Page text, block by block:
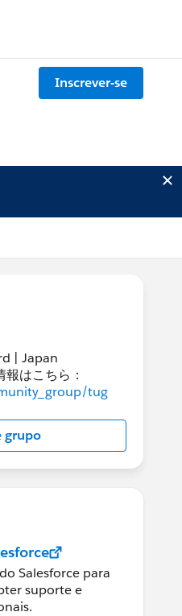
Inscrever-se
| Japan
はこちら：
tug
grupo
Salesforce para
suporte e